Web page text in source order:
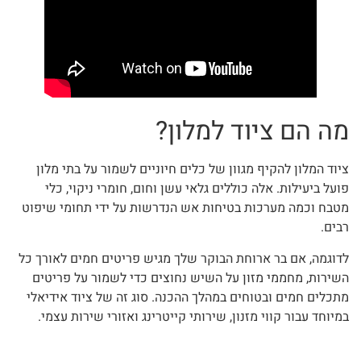
מה הם ציוד למלון?
ציוד המלון להקיף מגוון של כלים חיוניים לשמור על בתי מלון
פועל ביעילות. אלה כוללים גלאי עשן וחום, חומרי ניקוי, כלי
מטבח וכמה מערכות בטיחות אש הנדרשות על ידי תחומי שיפוט
רבים.
לדוגמה, אם בר ארוחת הבוקר שלך מגיש פריטים חמים לאורך כל
השירות, מחממי מזון על השיש נחוצים כדי לשמור על פריטים
מתכלים חמים ובטוחים במהלך ההכנה. סוג זה של ציוד אידיאלי
במיוחד עבור קווי מזנון, שירותי קייטרינג ואזורי שירות עצמי.